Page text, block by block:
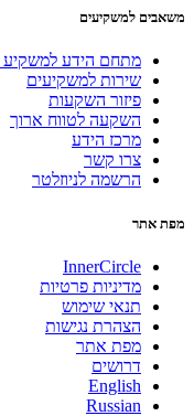
משאבים למשקיעים
מתחם הידע למשקיע
שירות למשקיעים
פיזור השקעות
השקעה לטווח ארוך
מרכז הידע
צרו קשר
הרשמה לניוזלטר
מפת אתר
InnerCircle
מדיניות פרטיות
תנאי שימוש
הצהרת נגישות
מפת אתר
דרושים
English
Russian